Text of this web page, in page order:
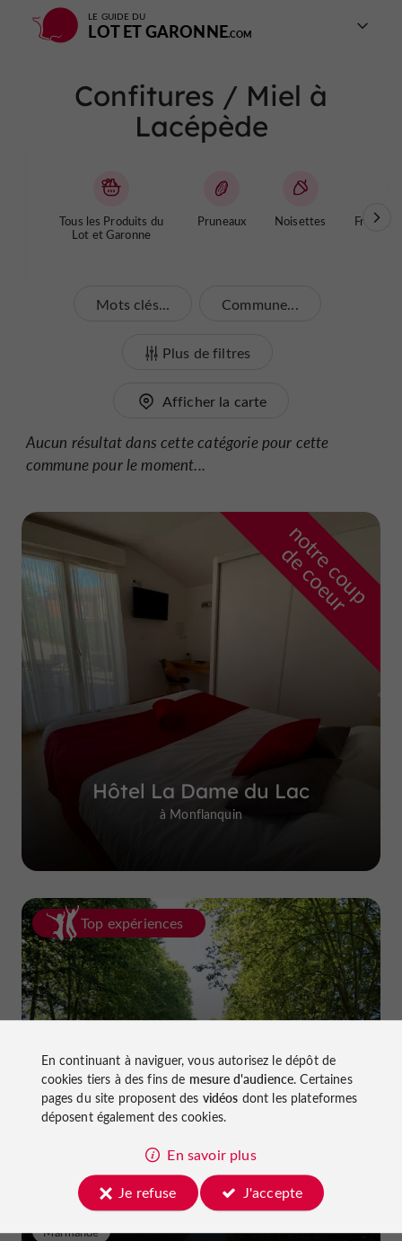
LE GUIDE DU
LOT ET GARONNE
Confitures / Miel à
Lacépède
Tous les Produits du
Lot et Garonne
Pruneaux Noisettes
Mots clés... Commune...
Plus de filtres
Afficher la carte
Aucun résultat dans cette catégorie pour cette
commune pour le moment...
n
o
t
r
e
c
o
u
p
d
e
c
o
e
u
r
Hôtel La Dame du Lac
à Monflanquin
Top expériences
Faire du vélo dans le Lot-et-Garonne :
pistes cyclables et voies vertes !
Marmande
En continuant à naviguer, vous autorisez le dépôt de
cookies tiers à des fins de mesure d'audience. Certaines
pages du site proposent des vidéos dont les plateformes
déposent également des cookies.
En savoir plus
Je refuse
J'accepte